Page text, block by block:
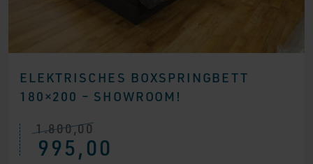
ELEKTRISCHES BOXSPRINGBETT
180×200 – SHOWROOM!
1.800,00
Ursprünglicher
Preis
war:995,00
Aktueller
Preis
ist: